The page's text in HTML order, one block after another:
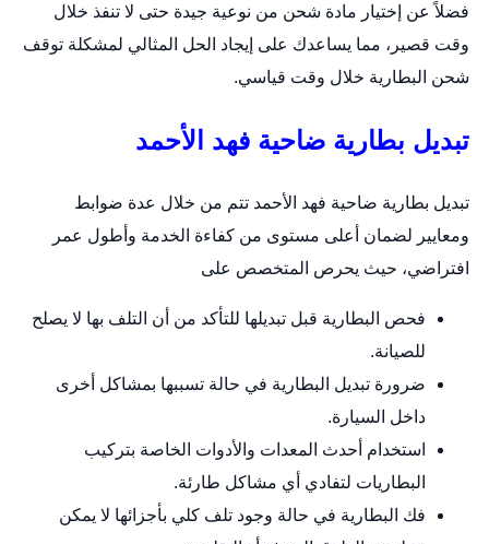
فضلاً عن إختيار مادة شحن من نوعية جيدة حتى لا تنفذ خلال
وقت قصير، مما يساعدك على إيجاد الحل المثالي لمشكلة توقف
شحن البطارية خلال وقت قياسي.
تبديل بطارية ضاحية فهد الأحمد
تبديل بطارية ضاحية فهد الأحمد تتم من خلال عدة ضوابط
ومعايير لضمان أعلى مستوى من كفاءة الخدمة وأطول عمر
افتراضي، حيث يحرص المتخصص على
فحص البطارية قبل تبديلها للتأكد من أن التلف بها لا يصلح
للصيانة.
ضرورة تبديل البطارية في حالة تسببها بمشاكل أخرى
داخل السيارة.
استخدام أحدث المعدات والأدوات الخاصة بتركيب
البطاريات لتفادي أي مشاكل طارئة.
فك البطارية في حالة وجود تلف كلي بأجزائها لا يمكن